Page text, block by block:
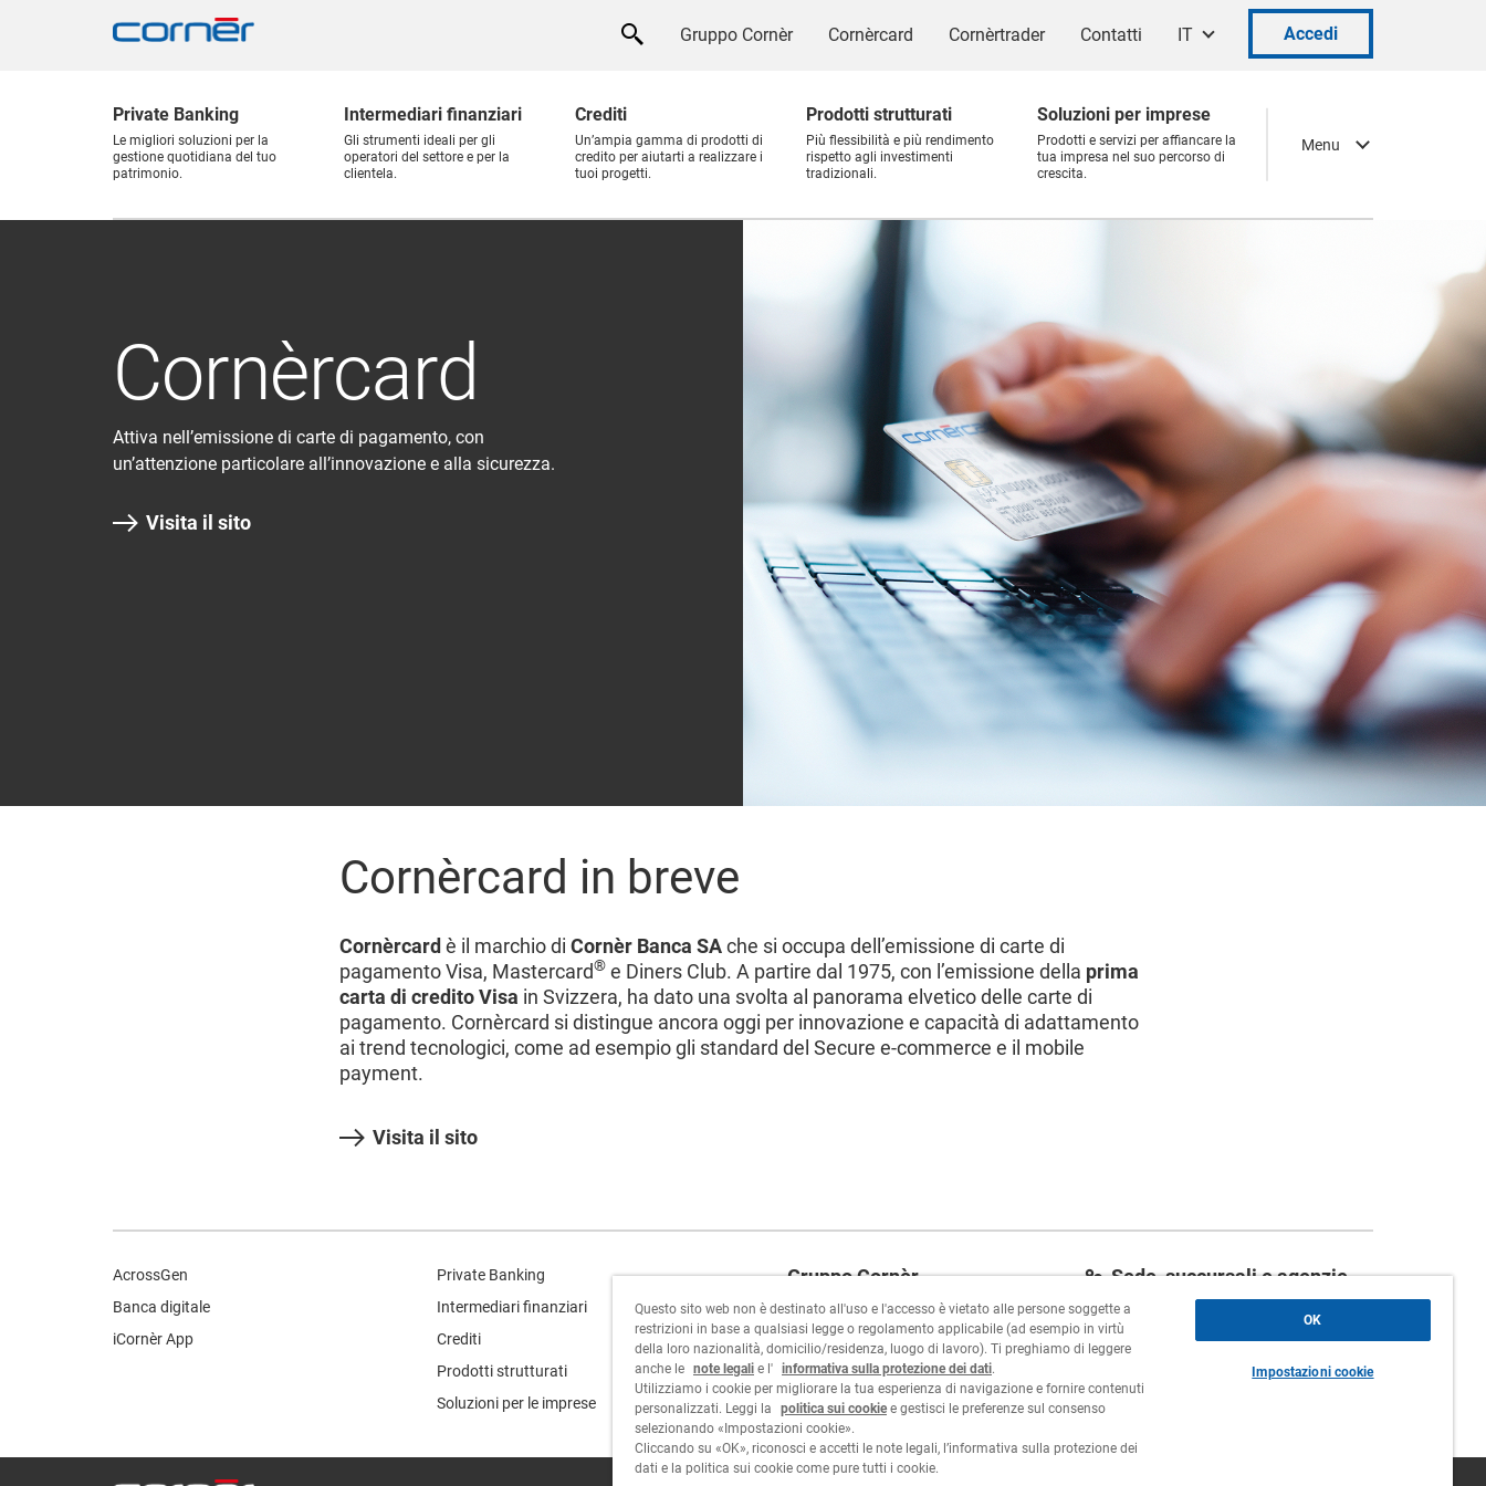
Gruppo Cornèr Cornèrcard Cornèrtrader Contatti IT Accedi
Menu
Private Banking
Le migliori soluzioni per la
gestione quotidiana del tuo
patrimonio.
Intermediari finanziari
Gli strumenti ideali per gli
operatori del settore e per la
clientela.
Crediti
Un’ampia gamma di prodotti di
credito per aiutarti a realizzare i
tuoi progetti.
Prodotti strutturati
Più flessibilità e più rendimento
rispetto agli investimenti
tradizionali.
Soluzioni per imprese
Prodotti e servizi per affiancare la
tua impresa nel suo percorso di
crescita.
Cornèrcard
Attiva nell’emissione di carte di pagamento, con
un’attenzione particolare all’innovazione e alla sicurezza.
Visita il sito
Cornèrcard in breve
Cornèrcard è il marchio di Cornèr Banca SAche si occupa dell’emissione di carte di
pagamento Visa, Mastercard® e Diners Club. A partire dal 1975, con l’emissione della prima
carta di credito Visa in Svizzera, ha dato una svolta al panorama elvetico delle carte di
pagamento. Cornèrcard si distingue ancora oggi per innovazione e capacità di adattamento
ai trend tecnologici, come ad esempio gli standard del Secure e-commerce e il mobile
payment.
Visita il sito
AcrossGen
Banca digitale
iCornèr App
Private Banking
Intermediari finanziari
Crediti
Prodotti strutturati
Soluzioni per le imprese
Gruppo Cornèr
Cornèrcard
Cornèrtrader
Sede, succursali e agenzie
Contatti
Questo sito web non è destinato all'uso e l'accesso è vietato alle persone soggette a
restrizioni in base a qualsiasi legge o regolamento applicabile (ad esempio in virtù
della loro nazionalità, domicilio/residenza, luogo di lavoro). Ti preghiamo di leggere
anche le note legali e l' informativa sulla protezione dei dati.
Utilizziamo i cookie per migliorare la tua esperienza di navigazione e fornire contenuti
personalizzati. Leggi la
politica sui cookiee gestisci le preferenze sul consenso
selezionando «Impostazioni cookie».
Cliccando su «OK», riconosci e accetti le note legali, l’informativa sulla protezione dei
dati e la politica sui cookie come pure tutti i cookie.
OK
Impostazioni cookie